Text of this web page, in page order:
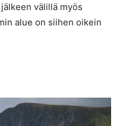
välillä myös
alue on siihen oikein